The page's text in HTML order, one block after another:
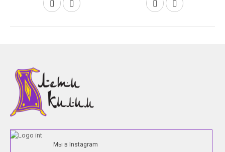
Мы в Instagram